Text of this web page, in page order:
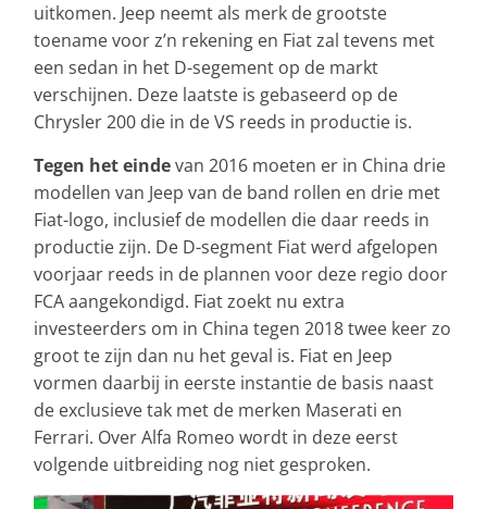
uitkomen. Jeep neemt als merk de grootste
toename voor z’n rekening en Fiat zal tevens met
een sedan in het D-segement op de markt
verschijnen. Deze laatste is gebaseerd op de
Chrysler 200 die in de VS reeds in productie is.
Tegen het eindevan 2016 moeten er in China drie
modellen van Jeep van de band rollen en drie met
Fiat-logo, inclusief de modellen die daar reeds in
productie zijn. De D-segment Fiat werd afgelopen
voorjaar reeds in de plannen voor deze regio door
FCA aangekondigd. Fiat zoekt nu extra
investeerders om in China tegen 2018 twee keer zo
groot te zijn dan nu het geval is. Fiat en Jeep
vormen daarbij in eerste instantie de basis naast
de exclusieve tak met de merken Maserati en
Ferrari. Over Alfa Romeo wordt in deze eerst
volgende uitbreiding nog niet gesproken.